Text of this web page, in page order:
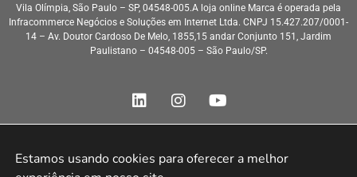
Vila Olímpia, São Paulo – SP, 04548-005.A loja online Marca é operada pela
Infracommerce Negócios e Soluções em Internet Ltda. CNPJ 15.427.207/0001-
14 – Av. Doutor Cardoso De Melo, 1855,15 andar Conjunto 151, Jardim
Paulistano – 04548-005 – São Paulo/SP.
Estamos usando cookies para oferecer a melhor